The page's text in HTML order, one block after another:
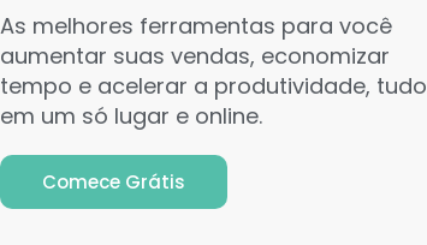
As melhores ferramentas para você
aumentar suas vendas, economizar
tempo e acelerar a produtividade, tudo
em um só lugar e online.
Comece Grátis